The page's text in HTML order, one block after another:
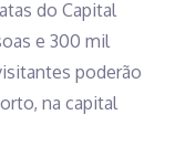
do Capital
e 300 mil
poderão
na capital